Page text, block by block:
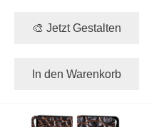
🎨 Jetzt Gestalten
In den Warenkorb